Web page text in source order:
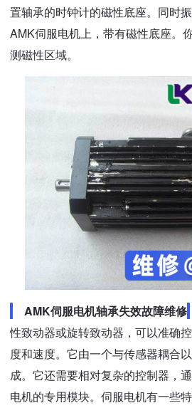
置轴承的时钟计的磁性底座。同时
AMK伺服电机上，带有磁性底座。
测磁性区域。
AMK伺服电机轴承失效故障维修
性致动器或旋转致动器，可以准确
度和速度。它由一个与传感器耦合
成。它还需要相对复杂的控制器，
电机的专用模块。伺服电机有一些